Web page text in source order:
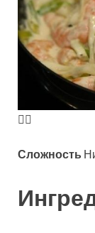
Сложность